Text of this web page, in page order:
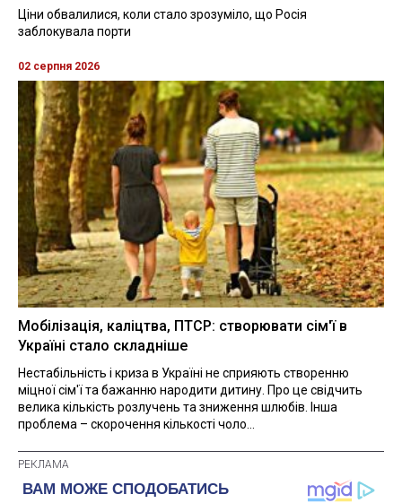
Ціни обвалилися, коли стало зрозуміло, що Росія
заблокувала порти
02 серпня 2026
Мобілізація, каліцтва, ПТСР: створювати сім'ї в
Україні стало складніше
Нестабільність і криза в Україні не сприяють створенню
міцної сім'ї та бажанню народити дитину. Про це свідчить
велика кількість розлучень та зниження шлюбів. Інша
проблема – скорочення кількості чоло...